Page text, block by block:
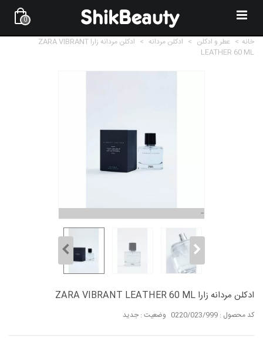
0
خانه > عطر و ادکلن > ادکلن مردانه >
ادکلن مردانه زارا ZARA VIBRANT
LEATHER 60 ML
ادکلن مردانه زارا ZARA VIBRANT LEATHER 60 ML
کد محصول : 0220/023/999 وضعیت : جدید